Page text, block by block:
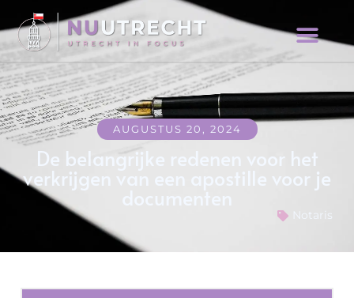
AUGUSTUS 20, 2024
De belangrijke redenen voor het
verkrijgen van een apostille voor je
Notaris